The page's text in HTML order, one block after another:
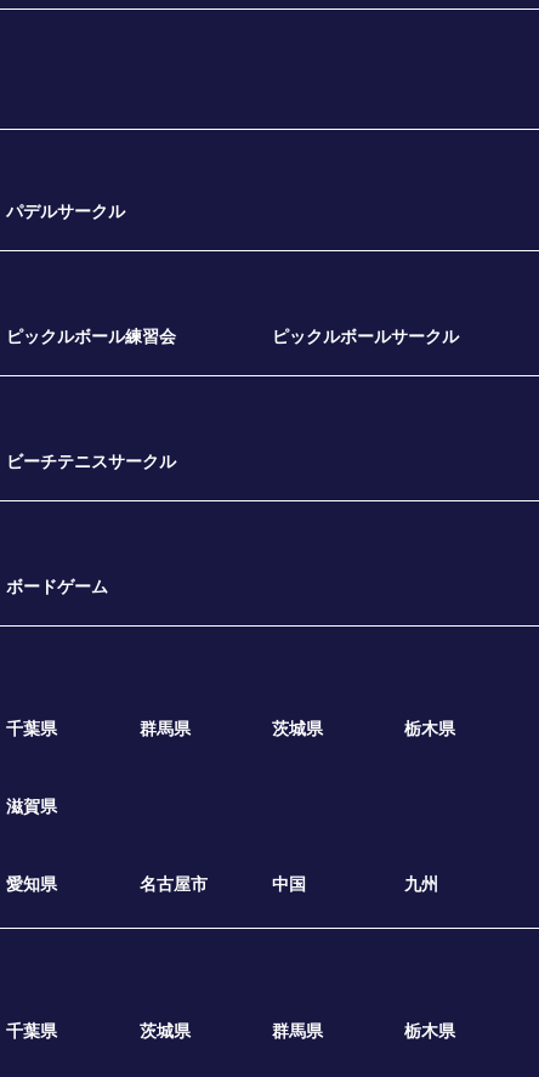
パデルサークル
ピックルボール練習会 ピックルボールサークル
ビーチテニスサークル
ボードゲーム
千葉県 群馬県 茨城県 栃木県
滋賀県
愛知県 名古屋市 中国 九州
千葉県 茨城県 群馬県 栃木県